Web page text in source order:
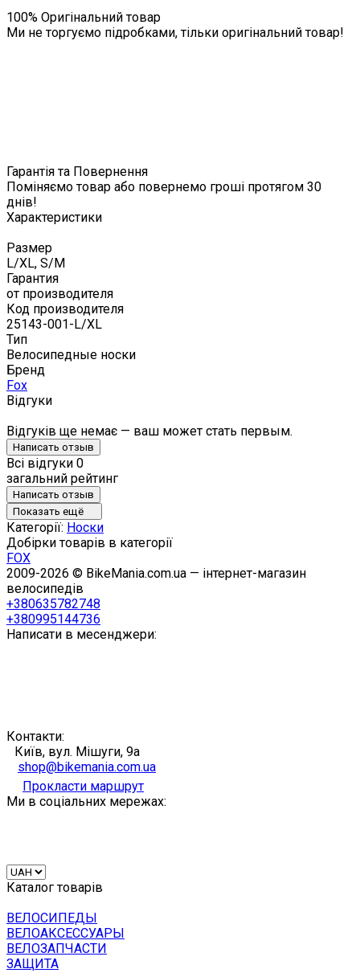
100% Оригінальний товар
Ми не торгуємо підробками, тільки оригінальний товар!
Гарантія та Повернення
Поміняємо товар або повернемо гроші протягом 30
днів!
Характеристики
Размер
L/XL, S/M
Гарантия
от производителя
Код производителя
25143-001-L/XL
Тип
Велосипедные носки
Бренд
Fox
Відгуки
Відгуків ще немає — ваш может стать первым.
Написать отзыв
Всі відгуки 0
загальний рейтинг
Написать отзыв
Показать ещё
Категорії: Носки
Добірки товарів в категорії
FOX
2009-2026 © BikeMania.com.ua — інтернет-магазин
велосипедів
+380635782748
+380995144736
Написати в месенджери:
Контакти:
Київ, вул. Мішуги, 9а
shop@bikemania.com.ua
Прокласти маршрут
Ми в соціальних мережах:
Каталог товарів
ВЕЛОСИПЕДЫ
ВЕЛОАКСЕССУАРЫ
ВЕЛОЗАПЧАСТИ
ЗАЩИТА